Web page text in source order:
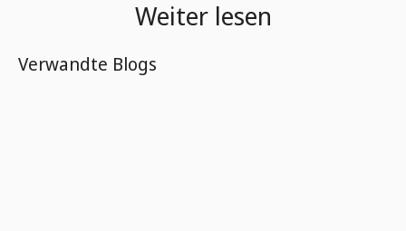
Weiter lesen
Verwandte Blogs